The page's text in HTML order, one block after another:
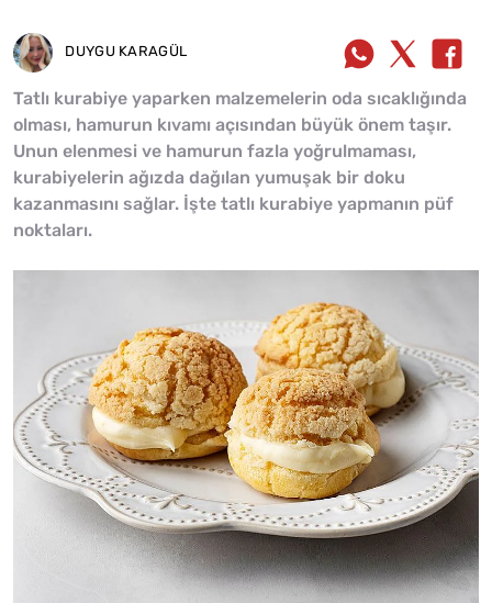
DUYGU KARAGÜL
Tatlı kurabiye yaparken malzemelerin oda sıcaklığında
olması, hamurun kıvamı açısından büyük önem taşır.
Unun elenmesi ve hamurun fazla yoğrulmaması,
kurabiyelerin ağızda dağılan yumuşak bir doku
kazanmasını sağlar. İşte tatlı kurabiye yapmanın püf
noktaları.